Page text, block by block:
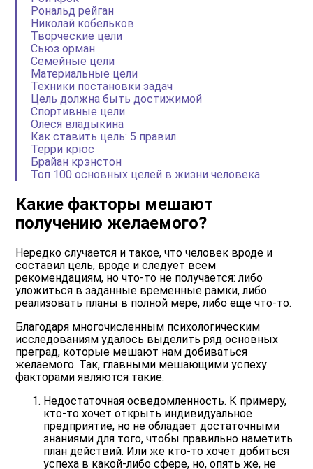
Рональд рейган
Николай кобельков
Творческие цели
Сьюз орман
Семейные цели
Материальные цели
Техники постановки задач
Цель должна быть достижимой
Спортивные цели
Олеся владыкина
Как ставить цель: 5 правил
Терри крюс
Брайан крэнстон
Топ 100 основных целей в жизни человека
Какие факторы мешают
получению желаемого?
Нередко случается и такое, что человек вроде и
составил цель, вроде и следует всем
рекомендациям, но что-то не получается: либо
уложиться в заданные временные рамки, либо
реализовать планы в полной мере, либо еще что-то.
Благодаря многочисленным психологическим
исследованиям удалось выделить ряд основных
преград, которые мешают нам добиваться
желаемого. Так, главными мешающими успеху
факторами являются такие:
Недостаточная осведомленность. К примеру,
кто-то хочет открыть индивидуальное
предприятие, но не обладает достаточными
знаниями для того, чтобы правильно наметить
план действий. Или же кто-то хочет добиться
успеха в какой-либо сфере, но, опять же, не